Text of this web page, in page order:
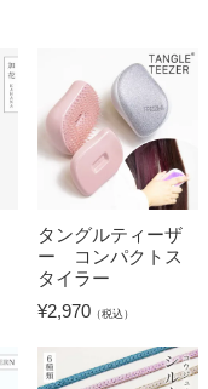
タングルティーザ
ー コンパクトス
タイラー
¥2,970（税込）